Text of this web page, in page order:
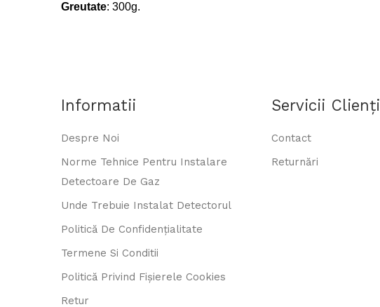
Greutate: 300g.
Informatii
Despre Noi
Norme Tehnice Pentru Instalare
Detectoare De Gaz
Unde Trebuie Instalat Detectorul
Politică De Confidențialitate
Termene Si Conditii
Politică Privind Fișierele Cookies
Retur
Servicii Clienţi
Contact
Returnări